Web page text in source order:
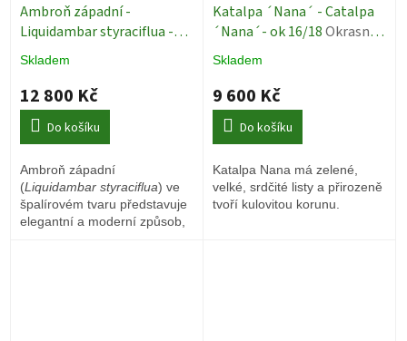
Ambroň západní -
Liquidambar styraciflua -
Špalír ok 12/14
Skladem
12 800 Kč
Do košíku
Ambroň západní
(Liquidambar styraciflua) ve
špalírovém tvaru představuje
elegantní a moderní způsob,
Katalpa ´Nana´ - Catalpa
´Nana´- ok 16/18Okrasné
stromy
Skladem
9 600 Kč
Do košíku
Katalpa Nana má zelené,
velké, srdčité listy a přirozeně
tvoří kulovitou korunu.